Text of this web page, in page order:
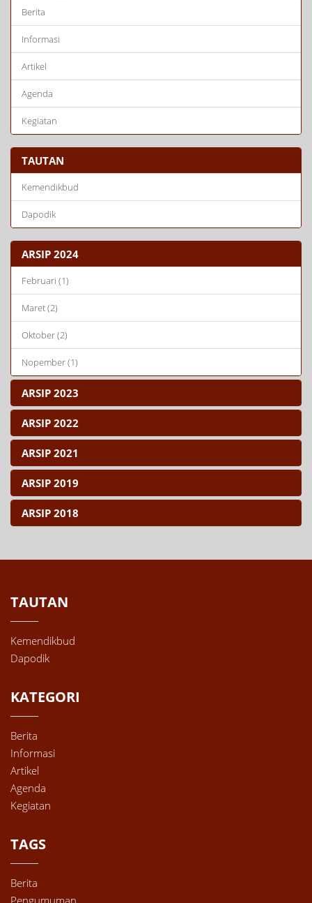
Berita
Informasi
Artikel
Agenda
Kegiatan
TAUTAN
Kemendikbud
Dapodik
ARSIP 2024
Februari (1)
Maret (2)
Oktober (2)
Nopember (1)
ARSIP 2023
ARSIP 2022
ARSIP 2021
ARSIP 2019
ARSIP 2018
TAUTAN
Kemendikbud
Dapodik
KATEGORI
Berita
Informasi
Artikel
Agenda
Kegiatan
TAGS
Berita
Pengumuman